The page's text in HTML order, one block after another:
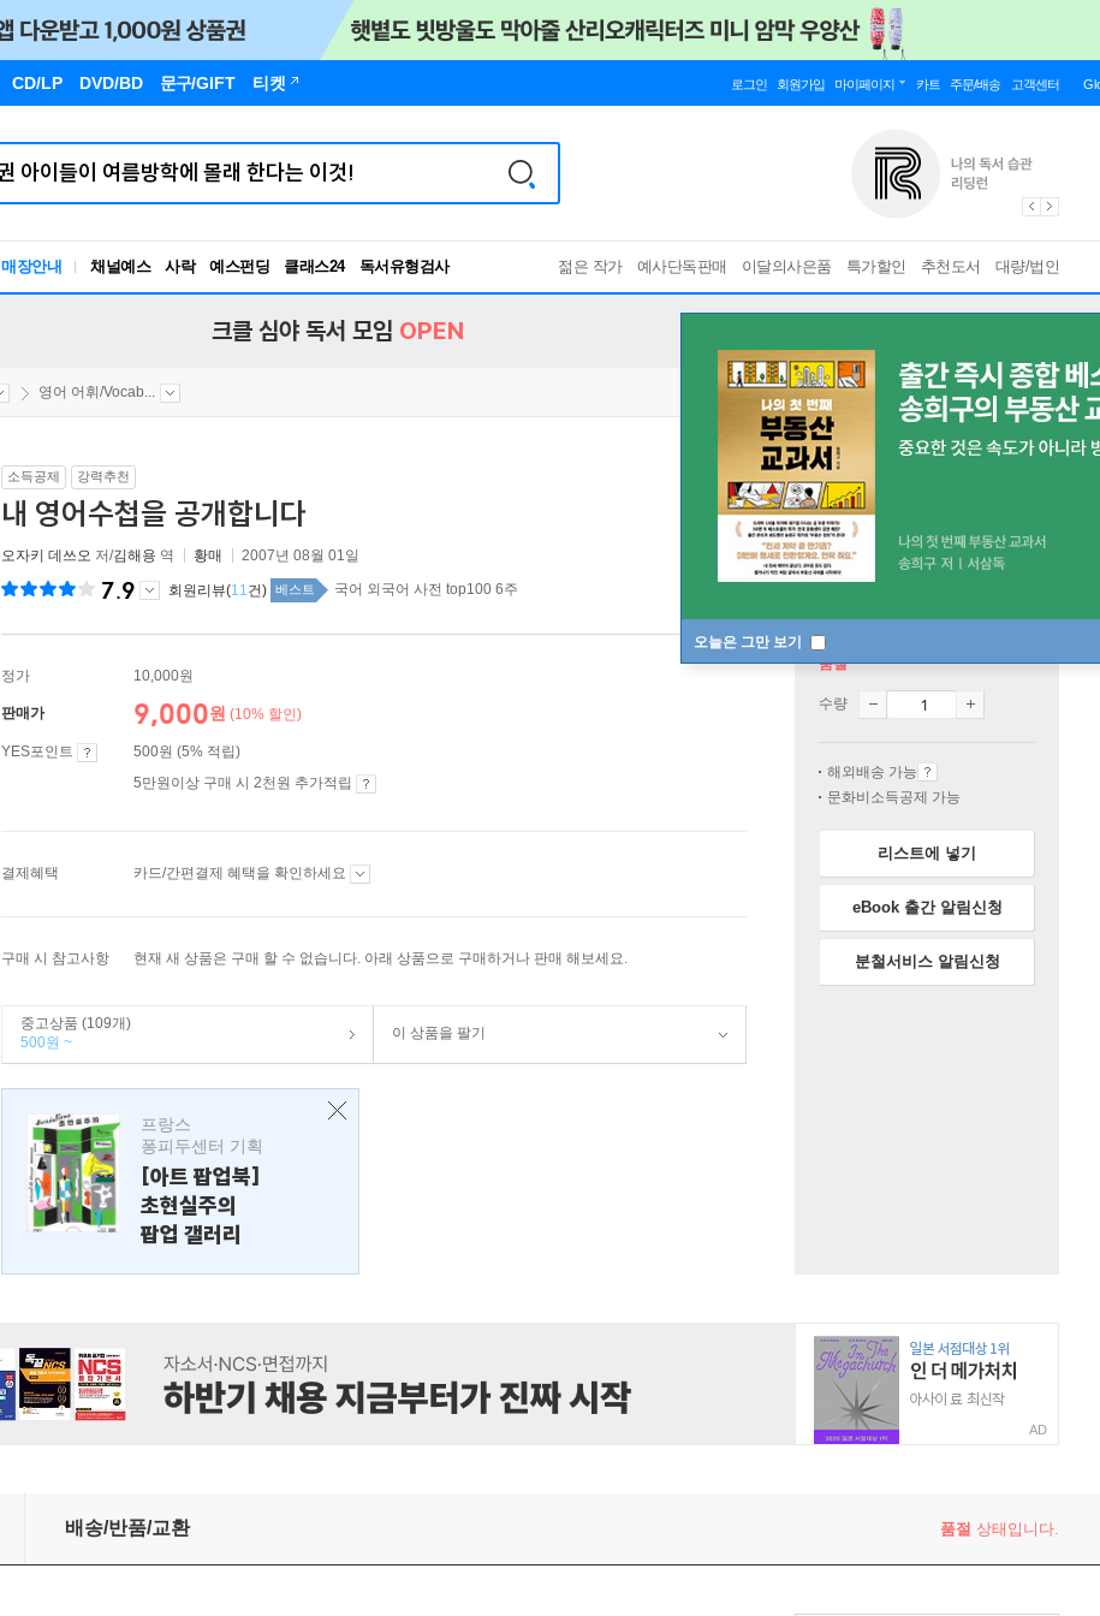
CD/LP DVD/BD 문구/GIFT 티켓 로그인 회원가입 마이페이지 카트 주문/배송 고객센터
매장안내 채널예스 사락 예스펀딩 클래스24
독서유형검사
RBTI Lab
젊은 작가 예사단독판매 이달의사은품 특가할인 추천도서 대량/법인
오늘은 그만 보기
크클 심야 독서 모임 OPEN
영어 어휘/Vocab...
소득공제 강력추천
내 영어수첩을 공개합니다
오자키 데쓰오 저/김해용 역 황매 2007년 08월 01일
7.9 회원리뷰(11건) 베스트 국어 외국어 사전 top100 6주
정가 10,000원
판매가 9,000원 (10% 할인)
YES포인트
500원 (5% 적립)
5만원이상 구매 시 2천원 추가적립
결제혜택 카드/간편결제 혜택을 확인하세요
구매 시 참고사항 현재 새 상품은 구매 할 수 없습니다. 아래 상품으로 구매하거나 판매 해보세요.
중고상품 (109개)
500원 ~
이 상품을 팔기
프랑스
퐁피두센터 기획
[아트 팝업북]
초현실주의
팝업 갤러리
품절
수량
해외배송 가능
문화비소득공제 가능
리스트에 넣기
eBook 출간 알림신청
분철서비스 알림신청
AD
배송/반품/교환 품절 상태입니다.